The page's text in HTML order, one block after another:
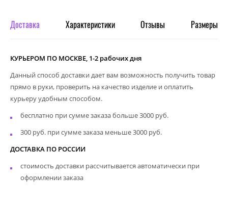
ЗАКАЗ
Доставка Характеристики Отзывы Размеры
КУРЬЕРОМ ПО МОСКВЕ, 1-2 рабочих дня
Данный способ доставки дает вам возможность получить товар
прямо в руки, проверить на качество изделие и оплатить
курьеру удобным способом.
бесплатно при сумме заказа больше 3000 руб.
300 руб. при сумме заказа меньше 3000 руб.
ДОСТАВКА ПО РОССИИ
стоимость доставки рассчитывается автоматически при
оформлении заказа